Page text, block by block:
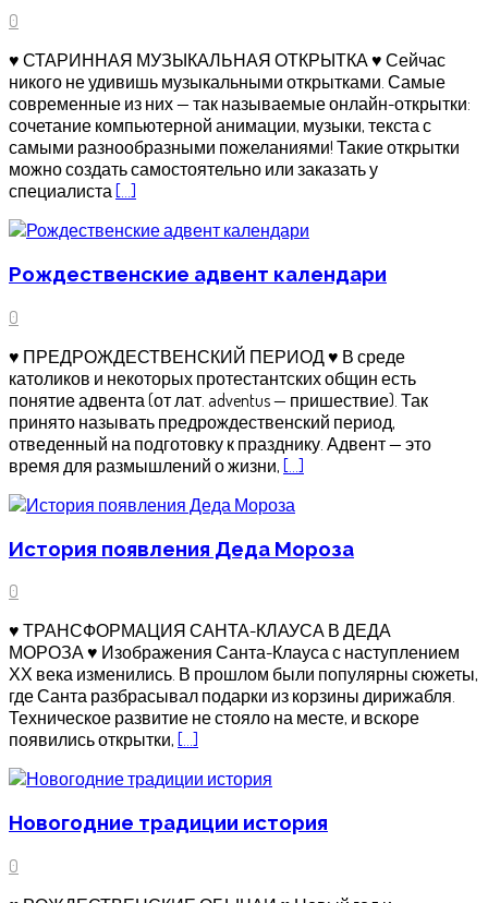
0
♥ СТАРИННАЯ МУЗЫКАЛЬНАЯ ОТКРЫТКА ♥ ͏Сейчас
никого не удивишь музыкальными открытками. Самые
современные из них — так называемые онлайн-открытки:
сочетание компьютерной анимации, музыки, текста с
самыми разнообразными пожеланиями! Такие открытки
можно создать самостоятельно или заказать у
специалиста […]
Рождественские адвент календари
0
♥ ПРЕДРОЖДЕСТВЕНСКИЙ ПЕРИОД ♥ В среде
католиков и некоторых протестантских общин есть
понятие адвента (от лат. adventus — пришествие). Так
принято называть предрождественский период,
отведенный на подготовку к празднику. Адвент — это
время для размышлений о жизни, […]
История появления Деда Мороза
0
♥ ТРАНСФОРМАЦИЯ САНТА-КЛАУСА В ДЕДА
МОРОЗА ♥ Изображения Санта-Клауса с наступлением
ХХ века изменились. В прошлом были популярны сюжеты,
где Санта разбрасывал подарки из корзины дирижабля.
Техническое развитие не стояло на месте, и вскоре
появились открытки, […]
Новогодние традиции история
0